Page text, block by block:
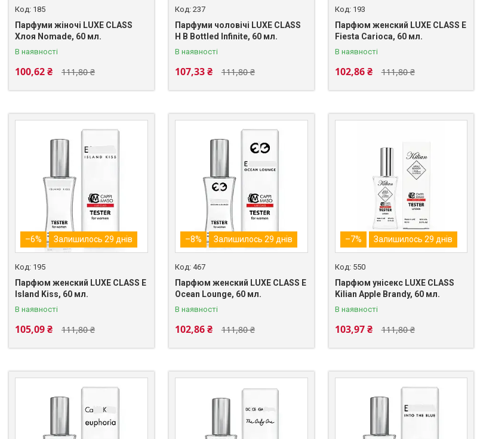
185
Парфуми жіночі LUXE CLASS
Хлоя Nomade, 60 мл.
В наявності
111,80 ₴
100,62 ₴
237
Парфуми чоловічі LUXE CLASS
H B Bottled Infinite, 60 мл.
В наявності
111,80 ₴
107,33 ₴
193
Парфюм женский LUXE CLASS E
Fiesta Carioca, 60 мл.
В наявності
111,80 ₴
102,86 ₴
–6% Залишилось 29 днів
195
Парфюм женский LUXE CLASS E
Island Kiss, 60 мл.
В наявності
111,80 ₴
105,09 ₴
–8% Залишилось 29 днів
467
Парфюм женский LUXE CLASS E
Ocean Lounge, 60 мл.
В наявності
111,80 ₴
102,86 ₴
–7% Залишилось 29 днів
550
Парфюм унісекс LUXE CLASS
Kilian Apple Brandy, 60 мл.
В наявності
111,80 ₴
103,97 ₴